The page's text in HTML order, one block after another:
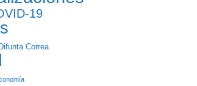
19
Difunta Correa